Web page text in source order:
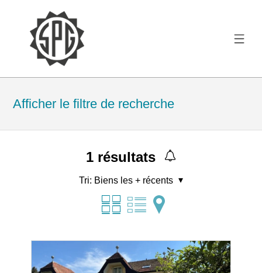
Afficher le filtre de recherche
1résultats
Tri: Biens les + récents